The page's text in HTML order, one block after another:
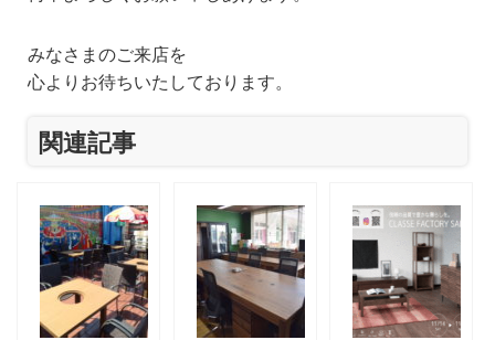
みなさまのご来店を
心よりお待ちいたしております。
関連記事